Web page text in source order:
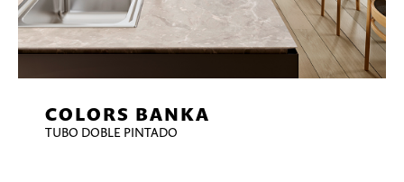
COLORS BANKA
TUBO DOBLE PINTADO